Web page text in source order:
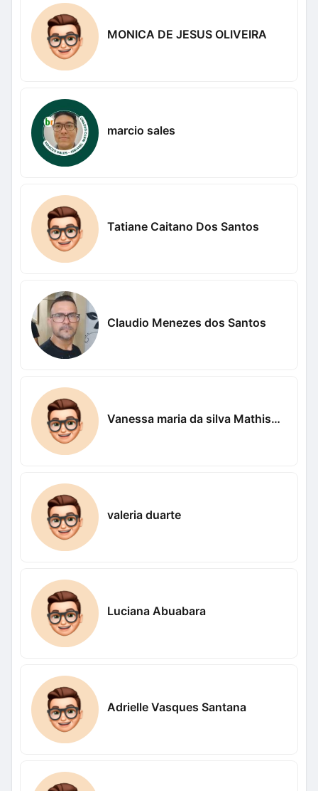
MONICA DE JESUS OLIVEIRA
marcio sales
Tatiane Caitano Dos Santos
Claudio Menezes dos Santos
Vanessa maria da silva Mathisha Sankalana
valeria duarte
Luciana Abuabara
Adrielle Vasques Santana